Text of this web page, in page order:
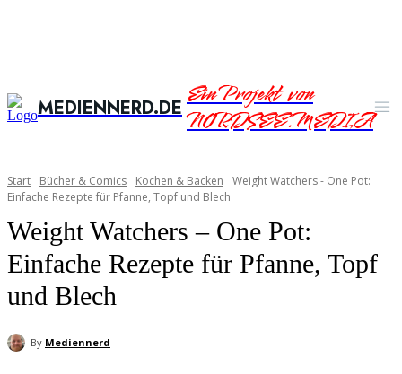
MEDIENNERD.DEEin Projekt von
NORDSEE.MEDIA
Start Bücher & Comics Kochen & Backen
Weight Watchers - One Pot:
Einfache Rezepte für Pfanne, Topf und Blech
Weight Watchers – One Pot:
Einfache Rezepte für Pfanne, Topf
und Blech
By Mediennerd